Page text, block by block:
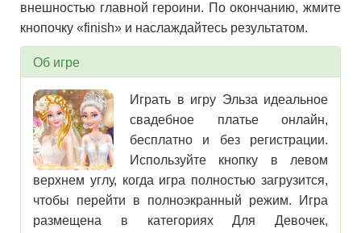
внешностью главной героини. По окончанию, жмите
кнопочку «finish» и наслаждайтесь результатом.
Об игре
Играть в игру Эльза идеальное
свадебное платье онлайн,
бесплатно и без регистрации.
Используйте кнопку в левом
верхнем углу, когда игра полностью загрузится,
чтобы перейти в полноэкранный режим. Игра
размещена в категориях Для Девочек,